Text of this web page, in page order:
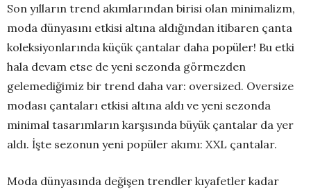
Son yılların trend akımlarından birisi olan minimalizm,
moda dünyasını etkisi altına aldığından itibaren çanta
koleksiyonlarında küçük çantalar daha popüler! Bu etki
hala devam etse de yeni sezonda görmezden
gelemediğimiz bir trend daha var: oversized. Oversize
modası çantaları etkisi altına aldı ve yeni sezonda
minimal tasarımların karşısında büyük çantalar da yer
aldı. İşte sezonun yeni popüler akımı: XXL çantalar.
Moda dünyasında değişen trendler kıyafetler kadar